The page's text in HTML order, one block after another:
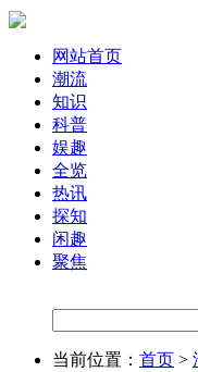
网站首页
潮流
知识
科普
娱趣
全览
热讯
探知
闲趣
聚焦
当前位置： 首页 >